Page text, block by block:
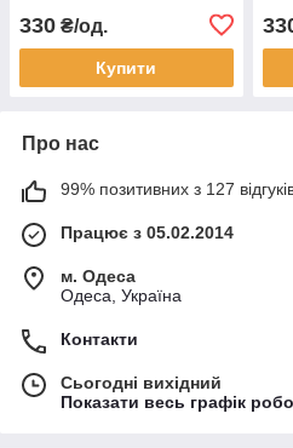
330 ₴/од.
Купити
Про нас
99% позитивних з 127
Працює з 05.02.2014
м. Одеса
Одеса, Україна
Контакти
Сьогодні вихідний
Показати весь графік